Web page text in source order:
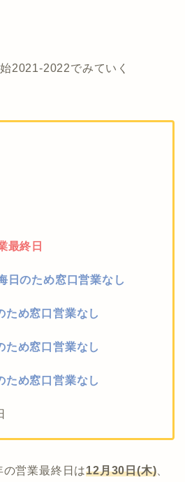
2021-2022でみていく
最終日
日のため窓口営業なし
ため窓口営業なし
ため窓口営業なし
ため窓口営業なし
の営業最終日は12月30日(木)